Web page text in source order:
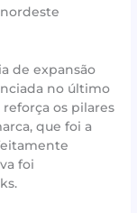
de expansão
no último
reforça os pilares
que foi a
foi